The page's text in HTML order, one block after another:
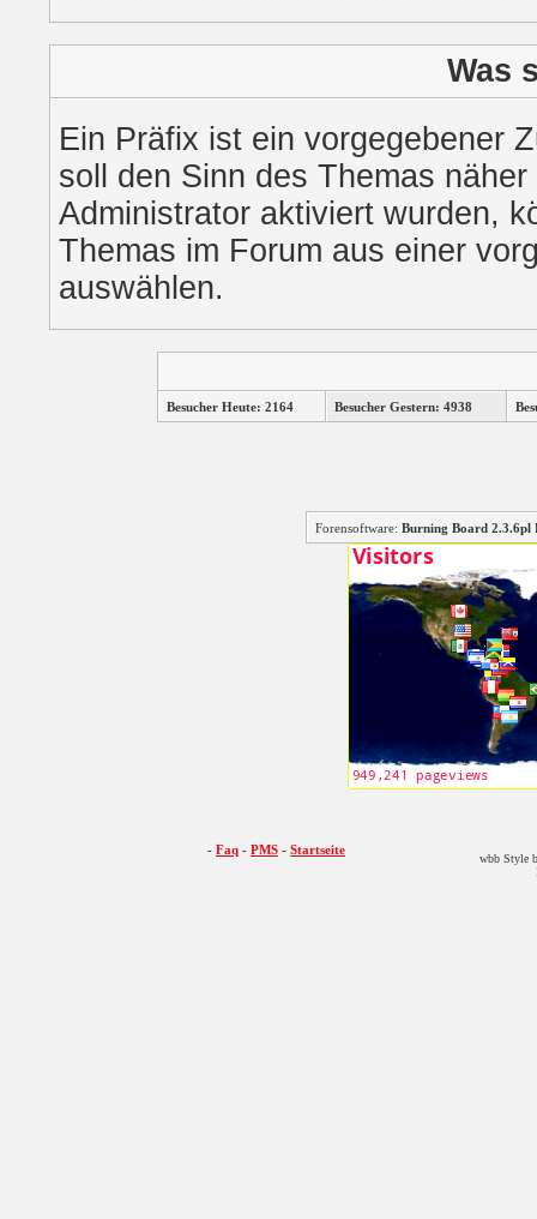
Was
Ein Präfix ist ein vorgegebener
soll den Sinn des Themas
Administrator aktiviert wurden,
Themas im Forum aus einer
auswählen.
Besucher Heute: 2164 Besucher Gestern: 4938
Forensoftware: Burning Board
- Faq - PMS - Startseite
wbb Style